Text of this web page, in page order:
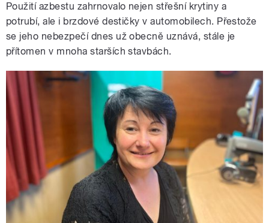
Použití azbestu zahrnovalo nejen střešní krytiny a
potrubí, ale i brzdové destičky v automobilech. Přestože
se jeho nebezpečí dnes už obecně uznává, stále je
přítomen v mnoha starších stavbách.